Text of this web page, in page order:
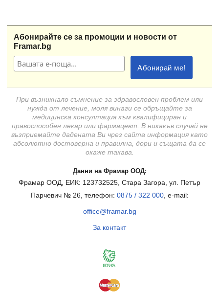
Абонирайте се за промоции и новости от
Framar.bg
При възникнало съмнение за здравословен проблем или
нужда от лечение, моля винаги се обръщайте за
медицинска консултация към квалифициран и
правоспособен лекар или фармацевт. В никакъв случай не
възприемайте дадената Ви чрез сайта информация като
абсолютно достоверна и правилна, дори и същата да се
окаже такава.
Данни на Фрамар ООД:
Фрамар ООД, ЕИК: 123732525, Стара Загора, ул. Петър
Парчевич № 26, телефон: 0875 / 322 000, e-mail:
office@framar.bg
За контакт